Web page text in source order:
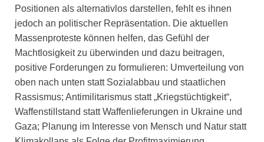
Positionen als alternativlos darstellen, fehlt es ihnen
jedoch an politischer Repräsentation. Die aktuellen
Massenproteste können helfen, das Gefühl der
Machtlosigkeit zu überwinden und dazu beitragen,
positive Forderungen zu formulieren: Umverteilung von
oben nach unten statt Sozialabbau und staatlichen
Rassismus; Antimilitarismus statt „Kriegstüchtigkeit“,
Waffenstillstand statt Waffenlieferungen in Ukraine und
Gaza; Planung im Interesse von Mensch und Natur statt